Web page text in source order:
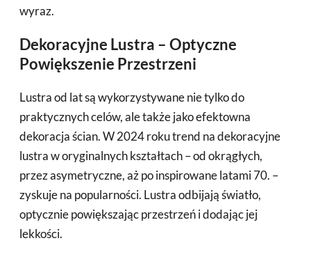
wyraz.
Dekoracyjne Lustra – Optyczne
Powiększenie Przestrzeni
Lustra od lat są wykorzystywane nie tylko do
praktycznych celów, ale także jako efektowna
dekoracja ścian. W 2024 roku trend na dekoracyjne
lustra w oryginalnych kształtach – od okrągłych,
przez asymetryczne, aż po inspirowane latami 70. –
zyskuje na popularności. Lustra odbijają światło,
optycznie powiększając przestrzeń i dodając jej
lekkości.